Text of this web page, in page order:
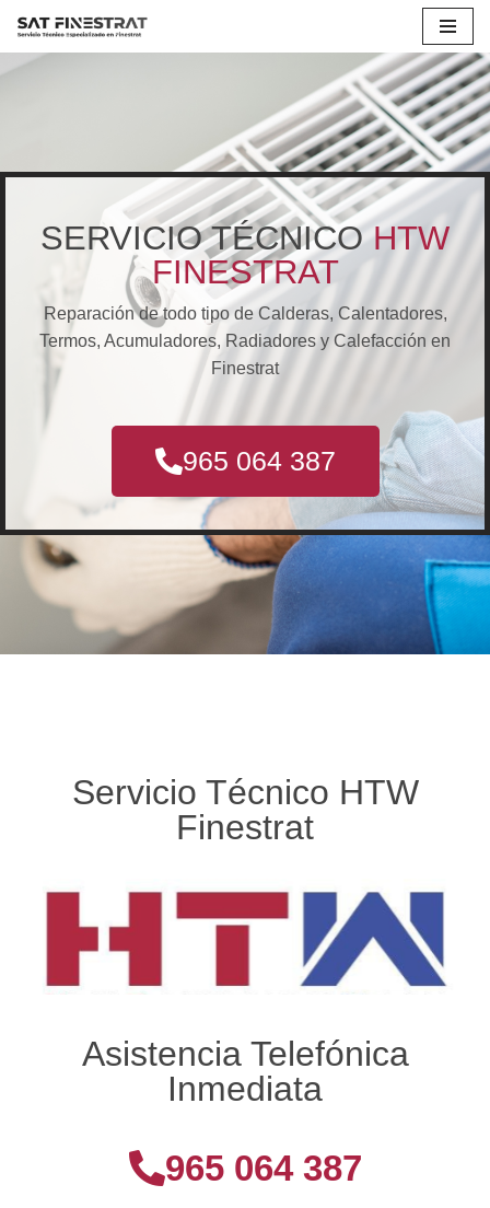
Saltar
SERVICIO TÉCNICO HTW
FINESTRAT
Reparación de todo tipo de Calderas, Calentadores,
Termos, Acumuladores, Radiadores y Calefacción en
Finestrat
965 064 387
Servicio Técnico HTW
Finestrat
Asistencia Telefónica
Inmediata
965 064 387